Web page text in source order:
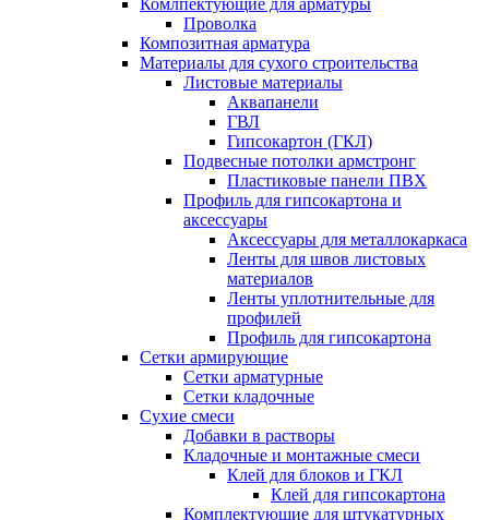
Комлпектующие для арматуры
Проволка
Композитная арматура
Материалы для сухого строительства
Листовые материалы
Аквапанели
ГВЛ
Гипсокартон (ГКЛ)
Подвесные потолки армстронг
Пластиковые панели ПВХ
Профиль для гипсокартона и
аксессуары
Аксессуары для металлокаркаса
Ленты для швов листовых
материалов
Ленты уплотнительные для
профилей
Профиль для гипсокартона
Сетки армирующие
Сетки арматурные
Сетки кладочные
Сухие смеси
Добавки в растворы
Кладочные и монтажные смеси
Клей для блоков и ГКЛ
Клей для гипсокартона
Комплектующие для штукатурных